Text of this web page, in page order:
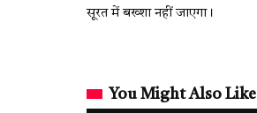
सूरत में बख्शा नहीं जाएगा।
You Might Also Like